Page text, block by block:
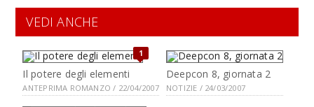
VEDI ANCHE
1
Il potere degli elementi
ANTEPRIMA ROMANZO / 22/04/2007
Deepcon 8, giornata 2
NOTIZIE / 24/03/2007